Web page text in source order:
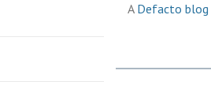
A Defacto blog